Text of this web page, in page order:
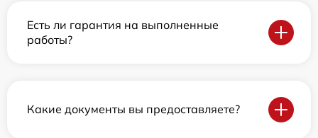
Есть ли гарантия на выполненные
работы?
Какие документы вы предоставляете?